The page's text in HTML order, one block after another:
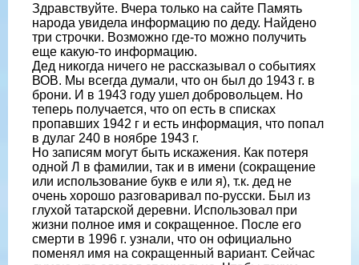
Здравствуйте. Вчера только на сайте Память
народа увидела информацию по деду. Найдено
три строчки. Возможно где-то можно получить
еще какую-то информацию.
Дед никогда ничего не рассказывал о событиях
ВОВ. Мы всегда думали, что он был до 1943 г. в
брони. И в 1943 году ушел добровольцем. Но
теперь получается, что оп есть в списках
пропавших 1942 г и есть информация, что попал
в дулаг 240 в ноябре 1943 г.
Но записям могут быть искажения. Как потеря
одной Л в фамилии, так и в имени (сокращение
или использование букв е или я), т.к. дед не
очень хорошо разговаривал по-русски. Был из
глухой татарской деревни. Использовал при
жизни полное имя и сокращенное. После его
смерти в 1996 г. узнали, что он официально
поменял имя на сокращенный вариант. Сейчас